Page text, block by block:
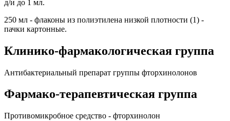
д/и до 1 мл.
250 мл - флаконы из полиэтилена низкой плотности (1) -
пачки картонные.
Клинико-фармакологическая группа
Антибактериальный препарат группы фторхинолонов
Фармако-терапевтическая группа
Противомикробное средство - фторхинолон